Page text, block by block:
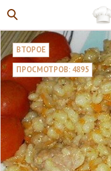
ВТОРОЕ
ПРОСМОТРОВ: 4895